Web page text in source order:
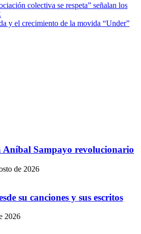
colectiva se respeta” señalan los
y el crecimiento de la movida “Under”
Aníbal Sampayo revolucionario
de 2026
su canciones y sus escritos
2026